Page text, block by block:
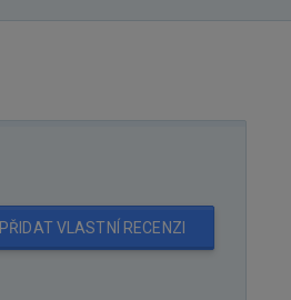
PŘIDAT VLASTNÍ RECENZI